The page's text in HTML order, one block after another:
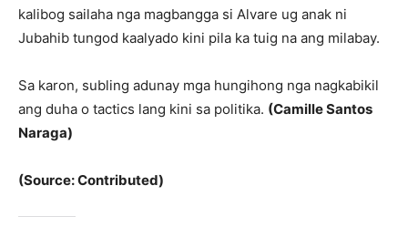
kalibog sailaha nga magbangga si Alvare ug anak ni
Jubahib tungod kaalyado kini pila ka tuig na ang milabay.
Sa karon, subling adunay mga hungihong nga nagkabikil
ang duha o tactics lang kini sa politika. (Camille Santos
Naraga)
(Source: Contributed)